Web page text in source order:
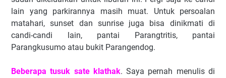
lain yang parkirannya masih muat. Untuk persoalan
matahari, sunset dan sunrise juga bisa dinikmati di
candi-candi lain, pantai Parangtritis, pantai
Parangkusumo atau bukit Parangendog.
Beberapa tusuk sate klathak. Saya pernah menulis di